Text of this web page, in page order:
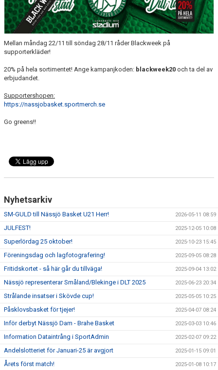
UNGDOMSSEKTIONEN
MEDIA
ALF HÅKANSSONS MINNESFOND
Mellan måndag 22/11 till söndag 28/11 råder Blackweek på
supporterkläder!
20% på hela sortimentet! Ange kampanjkoden: blackweek20 och ta del av
erbjudandet.
Supportershopen:
https://nassjobasket.sportmerch.se
Go greens!!
Nyhetsarkiv
SM-GULD till Nässjö Basket U21 Herr! 2026-05-11 08:59
JULFEST! 2025-12-05 10:08
Superlördag 25 oktober! 2025-10-23 15:45
Föreningsdag och lagfotografering! 2025-09-05 08:28
Fritidskortet - så här går du tillväga! 2025-09-04 13:02
Nässjö representerar Småland/Blekinge i DLT 2025 2025-06-23 20:34
Strålande insatser i Skövde cup! 2025-05-05 10:25
Påsklovsbasket för tjejer! 2025-04-07 08:24
Inför derbyt Nässjö Dam - Brahe Basket 2025-03-03 10:46
Information Dataintrång i SportAdmin 2025-02-07 09:22
Andelslotteriet för Januari-25 är avgjort 2025-01-15 09:01
Årets först match! 2025-01-08 10:17